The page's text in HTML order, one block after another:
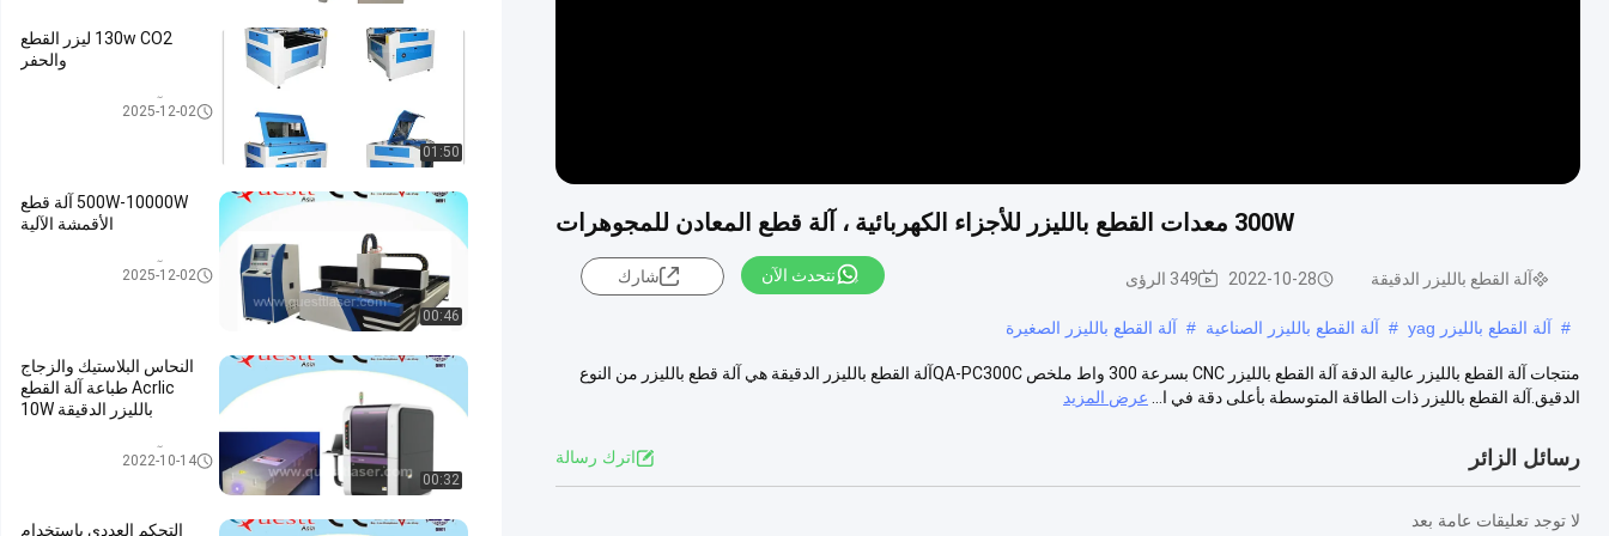
300W معدات القطع بالليزر للأجزاء الكهربائية ، آلة قطع المعادن للمجوهرات
آلة القطع بالليزر الدقيقة 2022-10-28 349 الرؤى نتحدث الآن شارك
# آلة القطع بالليزر yag # آلة القطع بالليزر الصناعية # آلة القطع بالليزر الصغيرة
منتجات آلة القطع بالليزر عالية الدقة آلة القطع بالليزر CNC بسرعة 300 واط ملخص QA-PC300Cآلة القطع بالليزر الدقيقة هي آلة قطع بالليزر من النوع
الدقيق.آلة القطع بالليزر ذات الطاقة المتوسطة بأعلى دقة في ا...
عرض المزيد
رسائل الزائر اترك رسالة
لا توجد تعليقات عامة بعد
01:50
130w CO2 ليزر القطع
والحفر
آلة القطع بالليزر الدقيقة2025-12-02
00:46
500W-10000W آلة قطع
الأقمشة الآلية
آلة القطع بالليزر الدقيقة2025-12-02
00:32
النحاس البلاستيك والزجاج
Acrlic طباعة آلة القطع
بالليزر الدقيقة 10W
آلة القطع بالليزر الدقيقة2022-10-14
التحكم العددي باستخدام